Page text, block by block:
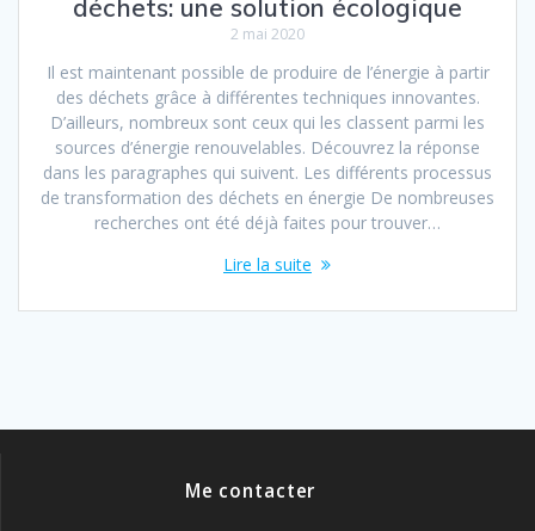
déchets: une solution écologique
2 mai 2020
Il est maintenant possible de produire de l’énergie à partir
des déchets grâce à différentes techniques innovantes.
D’ailleurs, nombreux sont ceux qui les classent parmi les
sources d’énergie renouvelables. Découvrez la réponse
dans les paragraphes qui suivent. Les différents processus
de transformation des déchets en énergie De nombreuses
recherches ont été déjà faites pour trouver…
Lire la suite
Me contacter